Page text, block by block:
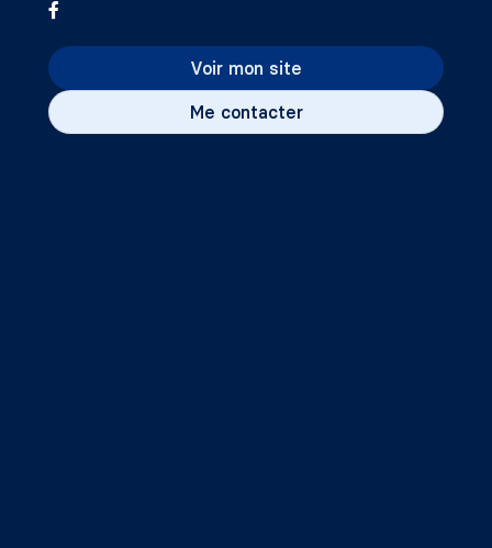
Voir mon site
Me contacter